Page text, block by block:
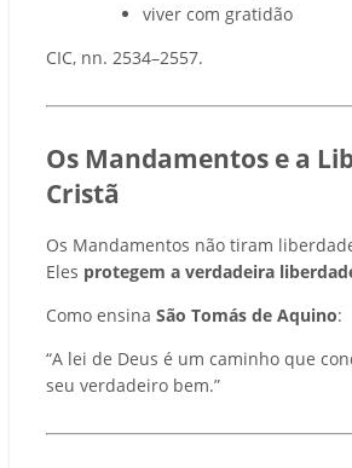
viver com gratidão
CIC, nn. 2534–2557.
Os Mandamentos e a
Cristã
Os Mandamentos não tiram
Eles protegem a verdadeira
Como ensina São Tomás de Aquino:
“A lei de Deus é um caminho que
seu verdadeiro bem.”